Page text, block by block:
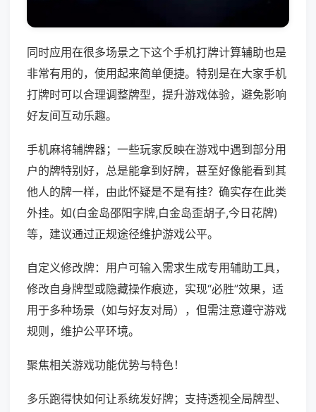
同时应用在很多场景之下这个手机打牌计算辅助也是
非常有用的，使用起来简单便捷。特别是在大家手机
打牌时可以合理调整牌型，提升游戏体验，避免影响
好友间互动乐趣。
手机麻将辅牌器；一些玩家反映在游戏中遇到部分用
户的牌特别好，总是能拿到好牌，甚至好像能看到其
他人的牌一样，由此怀疑是不是有挂？确实存在此类
外挂。如(白金岛邵阳字牌,白金岛歪胡子,今日花牌)
等，建议通过正规途径维护游戏公平。
自定义修改牌：用户可输入需求生成专用辅助工具，
修改自身牌型或隐藏操作痕迹，实现“必胜”效果，适
用于多种场景（如与好友对局），但需注意遵守游戏
规则，维护公平环境。
聚焦相关游戏功能优势与特色！
多乐跑得快如何让系统发好牌；支持透视全局牌型、